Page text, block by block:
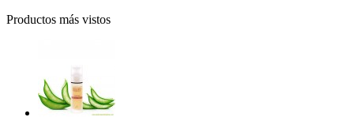
Productos más vistos